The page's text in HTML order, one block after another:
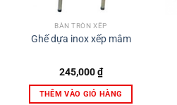
BÀN TRÒN XẾP
Ghế dựa inox xếp mâm
245,000₫
THÊM VÀO GIỎ HÀNG